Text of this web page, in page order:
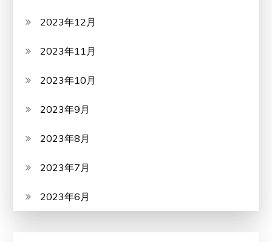
2023年12月
2023年11月
2023年10月
2023年9月
2023年8月
2023年7月
2023年6月